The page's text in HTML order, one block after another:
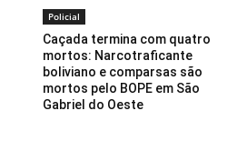
Policial
Caçada termina com quatro
mortos: Narcotraficante
boliviano e comparsas são
mortos pelo BOPE em São
Gabriel do Oeste